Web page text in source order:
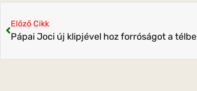
Előző Cikk
Pápai Joci új klipjével hoz forróságot a télbe